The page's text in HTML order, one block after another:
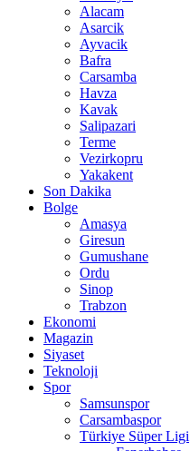
Alacam
Asarcik
Ayvacik
Bafra
Carsamba
Havza
Kavak
Salipazari
Terme
Vezirkopru
Yakakent
Son Dakika
Bolge
Amasya
Giresun
Gumushane
Ordu
Sinop
Trabzon
Ekonomi
Magazin
Siyaset
Teknoloji
Spor
Samsunspor
Carsambaspor
Türkiye Süper Ligi